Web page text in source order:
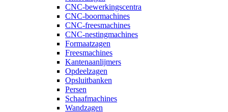
CNC-bewerkingscentra
CNC-boormachines
CNC-freesmachines
CNC-nestingmachines
Formaatzagen
Freesmachines
Kantenaanlijmers
Opdeelzagen
Opsluitbanken
Persen
Schaafmachines
Wandzagen